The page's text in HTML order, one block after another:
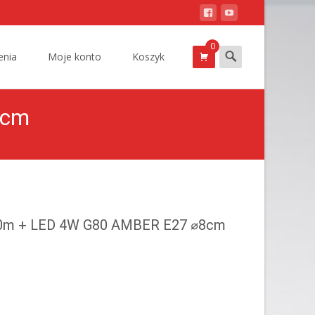
Moje konto Koszyk
0 Szukam
+ LED 4W G80 AMBER E27 ⌀8cm